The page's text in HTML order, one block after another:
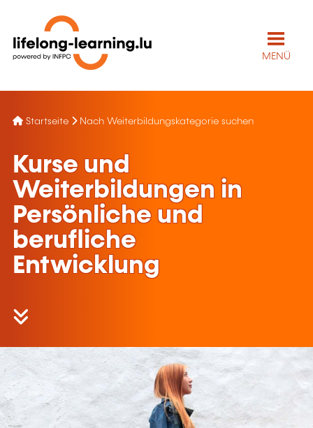
MENÜ
Startseite Nach Weiterbildungskategorie suchen
Kurse und
Weiterbildungen in
Persönliche und
berufliche
Entwicklung